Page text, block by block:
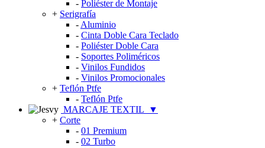
- Poliéster de Montaje
+ Serigrafía
- Aluminio
- Cinta Doble Cara Teclado
- Poliéster Doble Cara
- Soportes Poliméricos
- Vinilos Fundidos
- Vinilos Promocionales
+ Teflón Ptfe
- Teflón Ptfe
MARCAJE TEXTIL
▼
+ Corte
- 01 Premium
- 02 Turbo